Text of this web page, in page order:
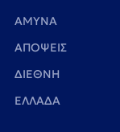
ΑΜΥΝΑ
ΑΠΟΨΕΙΣ
ΔΙΕΘΝΗ
ΕΛΛΑΔΑ